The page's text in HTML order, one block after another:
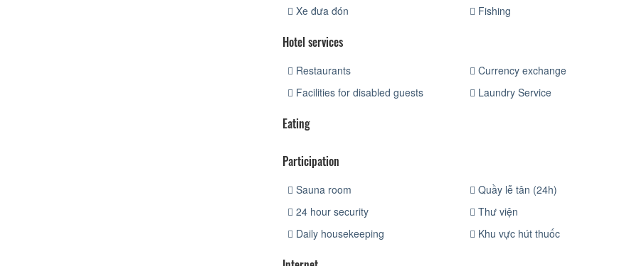
Xe đưa đón
Fishing
Hotel services
Restaurants Currency exchange
Facilities for disabled guests
Laundry Service
Eating
Participation
Sauna room Quầy lễ tân (24h)
24 hour security
Thư viện
Daily housekeeping
Khu vực hút thuốc